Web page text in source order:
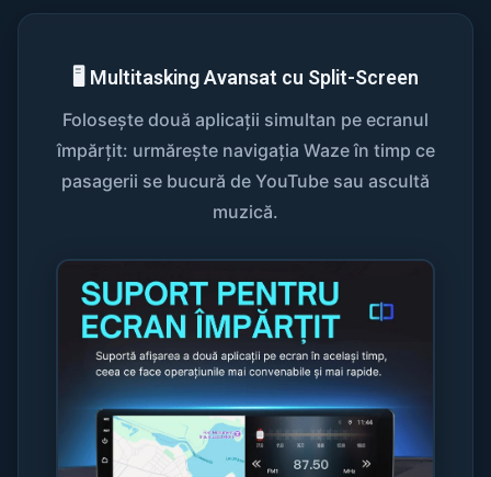
🖥️ Multitasking Avansat cu Split-Screen
Folosește două aplicații simultan pe ecranul
împărțit: urmărește navigația Waze în timp ce
pasagerii se bucură de YouTube sau ascultă
muzică.